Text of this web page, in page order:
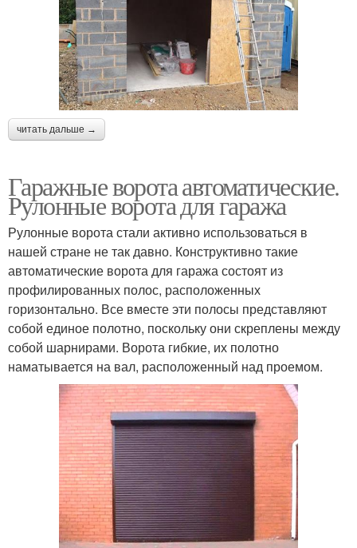
читать дальше →
Гаражные ворота автоматические.
Рулонные ворота для гаража
Рулонные ворота стали активно использоваться в
нашей стране не так давно. Конструктивно такие
автоматические ворота для гаража состоят из
профилированных полос, расположенных
горизонтально. Все вместе эти полосы представляют
собой единое полотно, поскольку они скреплены между
собой шарнирами. Ворота гибкие, их полотно
наматывается на вал, расположенный над проемом.